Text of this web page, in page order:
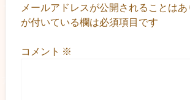
メールアドレスが公開されることはあ
が付いている欄は必須項目です
コメント ※